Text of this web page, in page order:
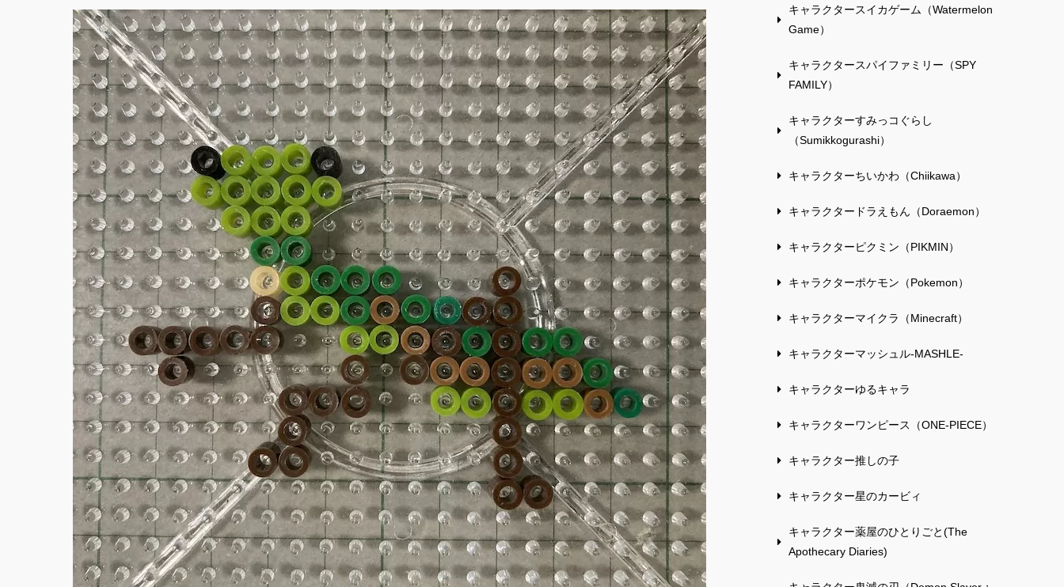
キャラクタースイカゲーム（Watermelon
Game）
キャラクタースパイファミリー（SPY
FAMILY）
キャラクターすみっコぐらし
（Sumikkogurashi）
キャラクターちいかわ（Chiikawa）
キャラクタードラえもん（Doraemon）
キャラクターピクミン（PIKMIN）
キャラクターポケモン（Pokemon）
キャラクターマイクラ（Minecraft）
キャラクターマッシュル-MASHLE-
キャラクターゆるキャラ
キャラクターワンピース（ONE-PIECE）
キャラクター推しの子
キャラクター星のカービィ
キャラクター薬屋のひとりごと(The
Apothecary Diaries)